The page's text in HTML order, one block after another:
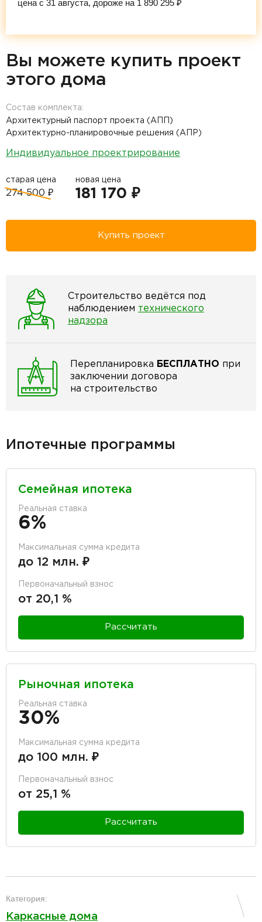
цена с 31 августа, дороже на 1 890 295 ₽
Вы можете купить проект
этого дома
Состав комплекта:
Архитектурный паспорт проекта (АПП)
Архитектурно-планировочные решения (АПР)
Индивидуальное проектрирование
старая цена
274 500 ₽
новая цена
181 170 ₽
Купить проект
Строительство ведётся под
наблюдением технического
надзора
Перепланировка БЕСПЛАТНО при
заключении договора
на строительство
Ипотечные программы
Семейная ипотека
Реальная ставка
6%
Максимальная сумма кредита
до 12 млн. ₽
Первоначальный взнос
от 20,1 %
Рассчитать
Рыночная ипотека
Реальная ставка
30%
Максимальная сумма кредита
до 100 млн. ₽
Первоначальный взнос
от 25,1 %
Рассчитать
Категория:
Каркасные дома